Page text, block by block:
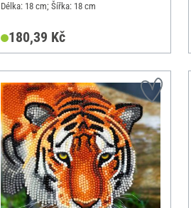
Délka: 18 cm; Šířka: 18 cm
180,39 Kč